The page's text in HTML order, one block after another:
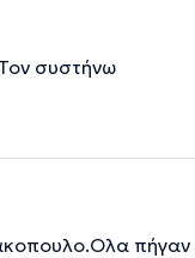
συστήνω
πήγαν